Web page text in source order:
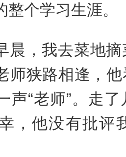
个学习生涯。
晨，我去菜地
师狭路相逢，
声“老师”。走
，他没有批评